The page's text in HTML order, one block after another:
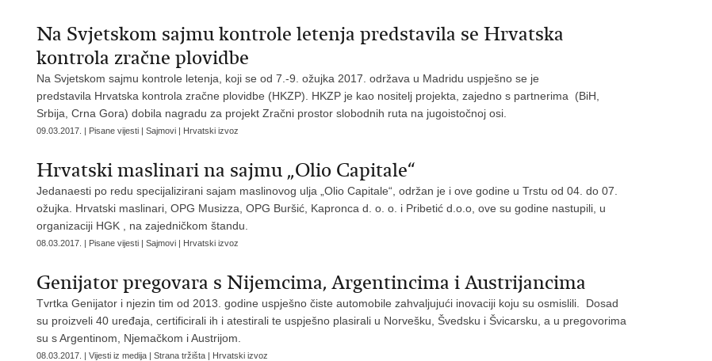
Na Svjetskom sajmu kontrole letenja predstavila se Hrvatska
kontrola zračne plovidbe
Na Svjetskom sajmu kontrole letenja, koji se od 7.-9. ožujka 2017. održava u Madridu uspješno se je
predstavila Hrvatska kontrola zračne plovidbe (HKZP). HKZP je kao nositelj projekta, zajedno s partnerima (BiH,
Srbija, Crna Gora) dobila nagradu za projekt Zračni prostor slobodnih ruta na jugoistočnoj osi.
09.03.2017. | Pisane vijesti | Sajmovi | Hrvatski izvoz
Hrvatski maslinari na sajmu „Olio Capitale“
Jedanaesti po redu specijalizirani sajam maslinovog ulja „Olio Capitale“, održan je i ove godine u Trstu od 04. do 07.
ožujka. Hrvatski maslinari, OPG Musizza, OPG Buršić, Kapronca d. o. o. i Pribetić d.o.o, ove su godine nastupili, u
organizaciji HGK , na zajedničkom štandu.
08.03.2017. | Pisane vijesti | Sajmovi | Hrvatski izvoz
Genijator pregovara s Nijemcima, Argentincima i Austrijancima
Tvrtka Genijator i njezin tim od 2013. godine uspješno čiste automobile zahvaljujući inovaciji koju su osmislili. Dosad
su proizveli 40 uređaja, certificirali ih i atestirali te uspješno plasirali u Norvešku, Švedsku i Švicarsku, a u pregovorima
su s Argentinom, Njemačkom i Austrijom.
08.03.2017. | Vijesti iz medija | Strana tržišta | Hrvatski izvoz